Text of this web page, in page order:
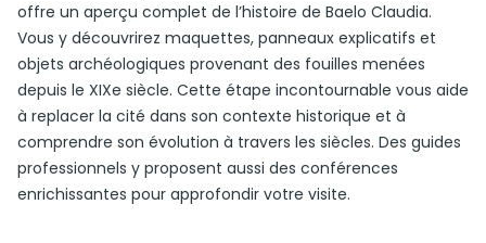
offre un aperçu complet de l’histoire de Baelo Claudia.
Vous y découvrirez maquettes, panneaux explicatifs et
objets archéologiques provenant des fouilles menées
depuis le XIXe siècle. Cette étape incontournable vous aide
à replacer la cité dans son contexte historique et à
comprendre son évolution à travers les siècles. Des guides
professionnels y proposent aussi des conférences
enrichissantes pour approfondir votre visite.